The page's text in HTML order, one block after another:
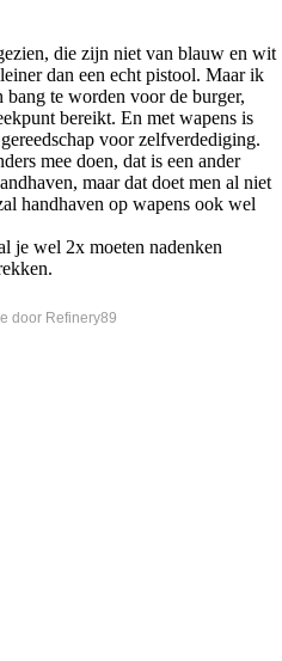
die zijn niet van blauw en wit
dan een echt pistool. Maar ik
bang te worden voor de burger,
bereikt. En met wapens is
voor zelfverdediging.
mee doen, dat is een ander
maar dat doet men al niet
handhaven op wapens ook wel
je wel 2x moeten nadenken
door Refinery89